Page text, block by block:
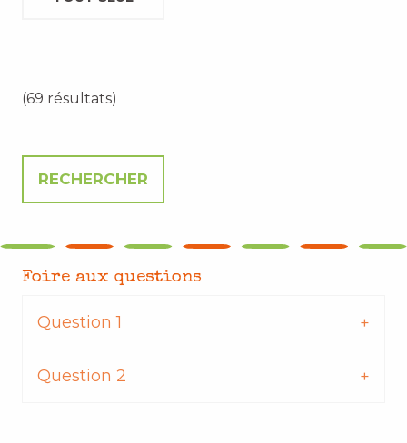
(69 résultats)
Foire aux questions
Question 1
Question 2